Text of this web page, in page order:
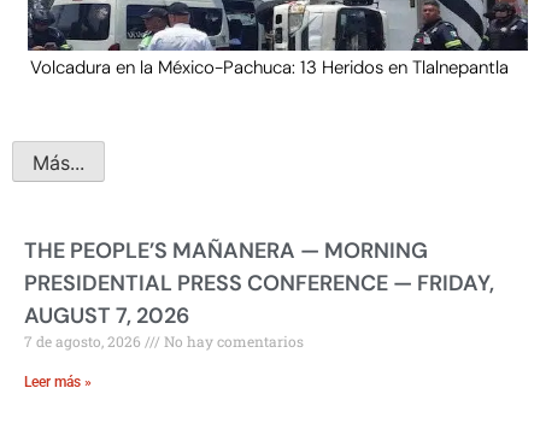
Volcadura en la México-Pachuca: 13 Heridos en Tlalnepantla
Más...
THE PEOPLE’S MAÑANERA — MORNING
PRESIDENTIAL PRESS CONFERENCE — FRIDAY,
AUGUST 7, 2026
7 de agosto, 2026 No hay comentarios
Leer más »